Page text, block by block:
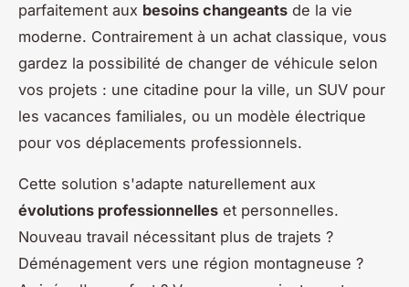
parfaitement aux besoins changeants de la vie
moderne. Contrairement à un achat classique, vous
gardez la possibilité de changer de véhicule selon
vos projets : une citadine pour la ville, un SUV pour
les vacances familiales, ou un modèle électrique
pour vos déplacements professionnels.
Cette solution s'adapte naturellement aux
évolutions professionnelles et personnelles.
Nouveau travail nécessitant plus de trajets ?
Déménagement vers une région montagneuse ?